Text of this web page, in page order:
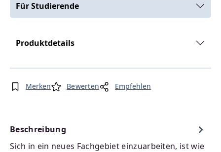
Für Studierende
Produktdetails
Merken Bewerten Empfehlen
Beschreibung
Sich in ein neues Fachgebiet einzuarbeiten, ist wie